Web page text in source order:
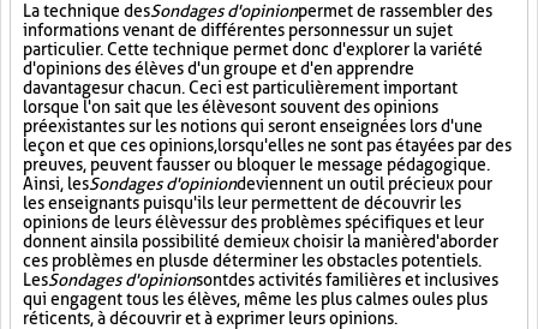
La technique desSondages d'opinionpermet de rassembler des
informations venant de différentes personnes sur un sujet
particulier. Cette technique permet donc d'explorer la variété
d'opinions des élèves d'un groupe et d'en apprendre
davantage sur chacun. Ceci est particulièrement important
lorsque l'on sait que les élèves ont souvent des opinions
préexistantes sur les notions qui seront enseignées lors d'une
leçon et que ces opinions, lorsqu'elles ne sont pas étayées par des
preuves, peuvent fausser ou bloquer le message pédagogique.
Ainsi, lesSondages d'opiniondeviennent un outil précieux pour
les enseignants puisqu'ils leur permettent de découvrir les
opinions de leurs élèves sur des problèmes spécifiques et leur
donnent ainsi la possibilité de mieux choisir la manière d'aborder
ces problèmes en plus de déterminer les obstacles potentiels.
LesSondages d'opinionsont des activités familières et inclusives
qui engagent tous les élèves, même les plus calmes ou les plus
réticents, à découvrir et à exprimer leurs opinions.